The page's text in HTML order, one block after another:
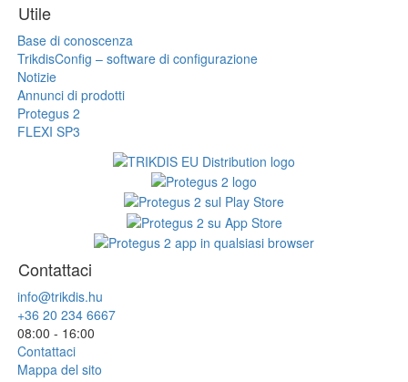
Utile
Base di conoscenza
TrikdisConfig – software di configurazione
Notizie
Annunci di prodotti
Protegus 2
FLEXI SP3
Contattaci
info@trikdis.hu
+36 20 234 6667
08:00 - 16:00
Contattaci
Mappa del sito